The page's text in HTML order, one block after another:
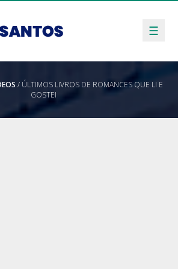
☰
/ ÚLTIMOS LIVROS DE ROMANCES QUE LI E
GOSTEI